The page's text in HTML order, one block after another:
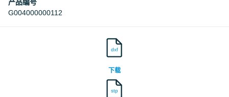
产品编号
G004000000112
dxf
下载
stp